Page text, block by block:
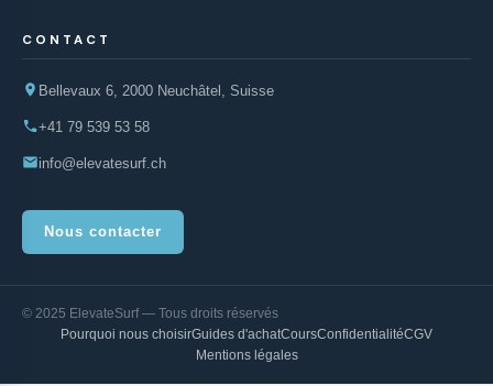
CONTACT
Bellevaux 6, 2000 Neuchâtel, Suisse
+41 79 539 53 58
info@elevatesurf.ch
Nous contacter
© 2025 ElevateSurf — Tous droits réservés
Pourquoi nous choisirGuides d'achatCoursConfidentialitéCGV
Mentions légales